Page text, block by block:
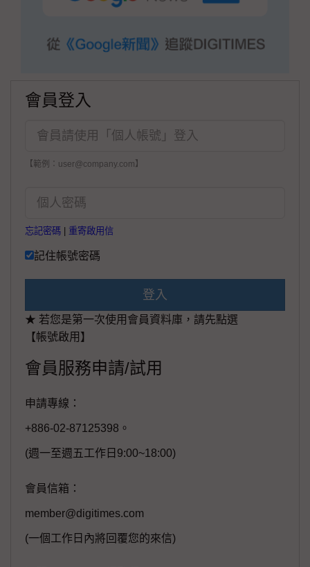
會員登入
【範例：user@company.com】
忘記密碼 重寄啟用信
記住帳號密碼
登入
★ 若您是第一次使用會員資料庫，請先點選
【帳號啟用】
會員服務申請/試用
申請專線：
+886-02-87125398。
(週一至週五工作日9:00~18:00)
會員信箱：
member@digitimes.com
(一個工作日內將回覆您的來信)